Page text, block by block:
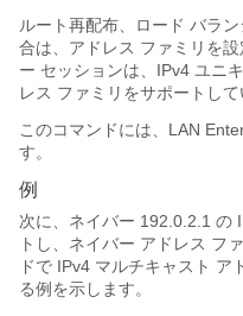
ルート再配布、ロード バラ
合は、アドレス ファミリを
ー セッションは、IPv4 ユニ
レス ファミリをサポートして
このコマンドには、LAN
す。
例
次に、ネイバー 192.0.2.1 の
トし、ネイバー アドレス フ
ドで IPv4 マルチキャスト ア
る例を示します。